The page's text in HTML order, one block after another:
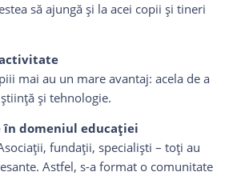
să ajungă şi la acei copii şi tineri
mai au un mare avantaj: acela de a
și tehnologie.
în domeniul educaţiei
fundaţii, specialişti – toţi au
Astfel, s-a format o comunitate